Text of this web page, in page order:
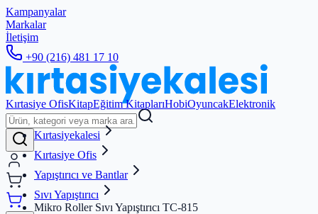
Kampanyalar
Markalar
İletişim
+90 (216) 481 17 10
Kırtasiye OfisKitapEğitim KitaplarıHobiOyuncakElektronik
Kırtasiyekalesi
Kırtasiye Ofis
Yapıştırıcı ve Bantlar
Sıvı Yapıştırıcı
Mikro Roller Sıvı Yapıştırıcı TC-815